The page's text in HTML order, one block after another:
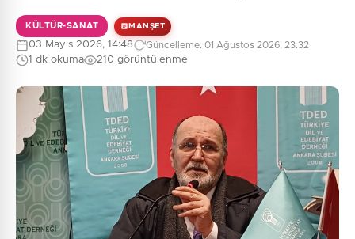
KÜLTÜR-SANAT MANŞET
03 Mayıs 2026, 14:48 Güncelleme: 01 Ağustos 2026, 23:32
1 dk okuma 210 görüntülenme